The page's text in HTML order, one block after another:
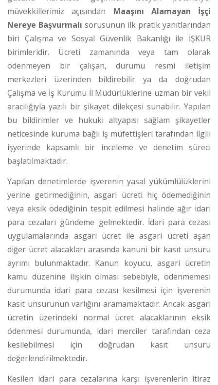
müvekkillerimiz açısından Maaşını Alamayan İşçi
Nereye Başvurmalı sorusunun ilk pratik yanıtlarından
biri Çalışma ve Sosyal Güvenlik Bakanlığı ile İŞKUR
birimleridir. Ücreti zamanında veya tam olarak
ödenmeyen bir çalışan, durumu resmi iletişim
merkezleri üzerinden bildirebilir ya da doğrudan
Çalışma ve İş Kurumu İl Müdürlüklerine uzman bir vekil
aracılığıyla yazılı bir şikayet dilekçesi sunabilir. Yapılan
bu bildirimler ve hukuki altyapısı sağlam şikayetler
neticesinde kuruma bağlı iş müfettişleri tarafından ilgili
işyerinde kapsamlı bir inceleme ve denetim süreci
başlatılmaktadır.
Yapılan denetimlerde işverenin yasal yükümlülüklerini
yerine getirmediğinin, asgari ücreti hiç ödemediğinin
veya eksik ödediğinin tespit edilmesi halinde ağır idari
para cezaları gündeme gelmektedir. İdari para cezası
uygulamalarında asgari ücret ile asgari ücreti aşan
diğer ücret alacakları arasında kanuni bir kasıt unsuru
ayrımı bulunmaktadır. Kanun koyucu, asgari ücretin
kamu düzenine ilişkin olması sebebiyle, ödenmemesi
durumunda idari para cezası kesilmesi için işverenin
kasıt unsurunun varlığını aramamaktadır. Ancak asgari
ücretin üzerindeki normal ücret alacaklarının eksik
ödenmesi durumunda, idari merciler tarafından ceza
kesilebilmesi için doğrudan kasıt unsuru
değerlendirilmektedir.
Kesilen idari para cezalarına karşı işverenlerin itiraz